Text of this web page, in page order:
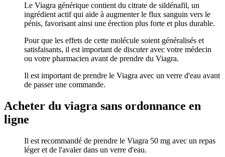
Le Viagra générique contient du citrate de sildénafil, un
ingrédient actif qui aide à augmenter le flux sanguin vers le
pénis, favorisant ainsi une érection plus forte et plus durable.
Pour que les effets de cette molécule soient généralisés et
satisfaisants, il est important de discuter avec votre médecin
ou votre pharmacien avant de prendre du Viagra.
Il est important de prendre le Viagra avec un verre d'eau avant
de passer une commande.
Acheter du viagra sans ordonnance en
ligne
Il est recommandé de prendre le Viagra 50 mg avec un repas
léger et de l'avaler dans un verre d'eau.